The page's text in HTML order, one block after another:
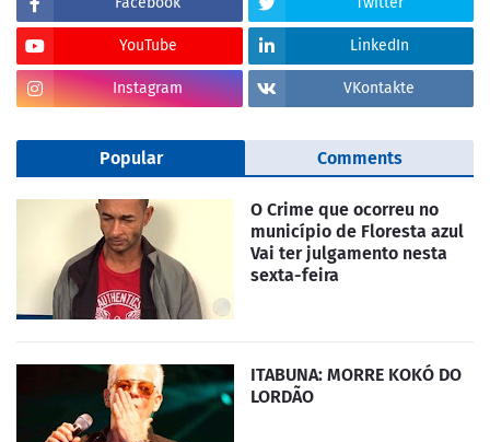
YouTube LinkedIn
Instagram VKontakte
Popular Comments
O Crime que ocorreu no
município de Floresta azul
Vai ter julgamento nesta
sexta-feira
ITABUNA: MORRE KOKÓ DO
LORDÃO